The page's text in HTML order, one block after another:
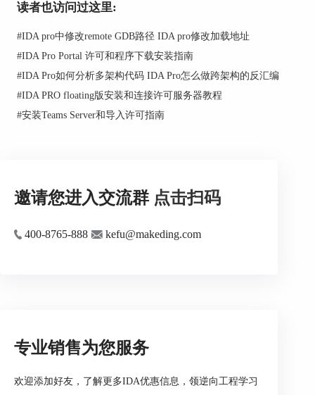
读者也访问过这里:
#IDA pro中修改remote GDB路径 IDA pro修改加载地址
#IDA Pro Portal 许可和程序下载安装指南
#IDA Pro如何分析多架构代码 IDA Pro怎么做跨架构的反汇编
#IDA PRO floating版安装和连接许可服务器教程
#安装Teams Server和导入许可指南
邀请您进入交流群 点击扫码
400-8765-888 kefu@makeding.com
专业销售为您服务
欢迎添加好友，了解更多IDA优惠信息，领逆向工程学习